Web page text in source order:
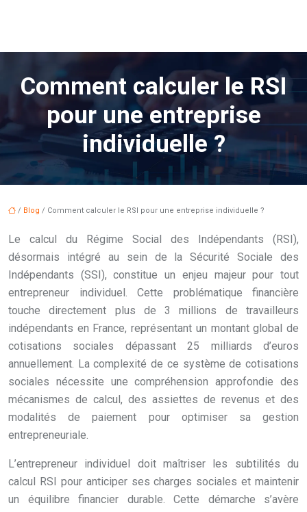
Comment calculer le RSI
pour une entreprise
individuelle ?
/ Blog / Comment calculer le RSI pour une entreprise individuelle ?
Le calcul du Régime Social des Indépendants (RSI),
désormais intégré au sein de la Sécurité Sociale des
Indépendants (SSI), constitue un enjeu majeur pour tout
entrepreneur individuel. Cette problématique financière
touche directement plus de 3 millions de travailleurs
indépendants en France, représentant un montant global de
cotisations sociales dépassant 25 milliards d’euros
annuellement. La complexité de ce système de cotisations
sociales nécessite une compréhension approfondie des
mécanismes de calcul, des assiettes de revenus et des
modalités de paiement pour optimiser sa gestion
entrepreneuriale.
L’entrepreneur individuel doit maîtriser les subtilités du
calcul RSI pour anticiper ses charges sociales et maintenir
un équilibre financier durable. Cette démarche s’avère